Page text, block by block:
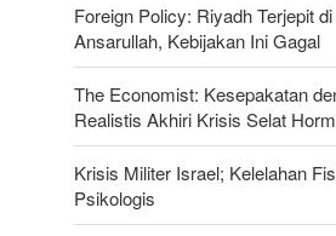
Foreign Policy: Riyadh Terjepit
Ansarullah, Kebijakan Ini Gagal
The Economist: Kesepakatan
Realistis Akhiri Krisis Selat
Krisis Militer Israel; Kelelahan
Psikologis